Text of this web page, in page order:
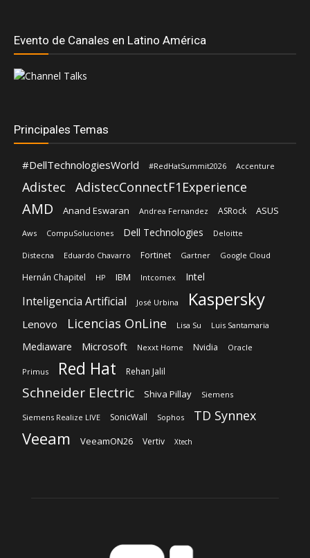
Evento de Canales en Latino América
Principales Temas
#DellTechnologiesWorld #RedHatSummit2026 Accenture
Adistec AdistecConnectF1Experience
AMD Anand Eswaran Andrea Fernandez ASRock ASUS
Aws CompuSoluciones Dell Technologies Deloitte
Distecna Eduardo Chavarro Fortinet Gartner Google Cloud
Hernán Chapitel HP IBM Intcomex Intel
Inteligencia Artificial José Urbina Kaspersky
Lenovo Licencias OnLine Lisa Su Luis Santamaria
Mediaware Microsoft Nexxt Home Nvidia Oracle
Primus Red Hat Rehan Jalil
Schneider Electric Shiva Pillay Siemens
Siemens Realize LIVE SonicWall Sophos TD Synnex
Veeam VeeamON26 Vertiv Xtech